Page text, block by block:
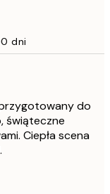
dni
do
świąteczne
Ciepła scena